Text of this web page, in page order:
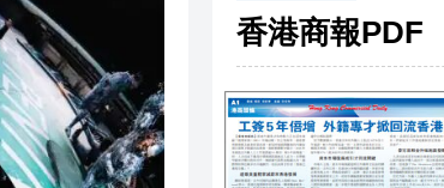
香港商報PDF